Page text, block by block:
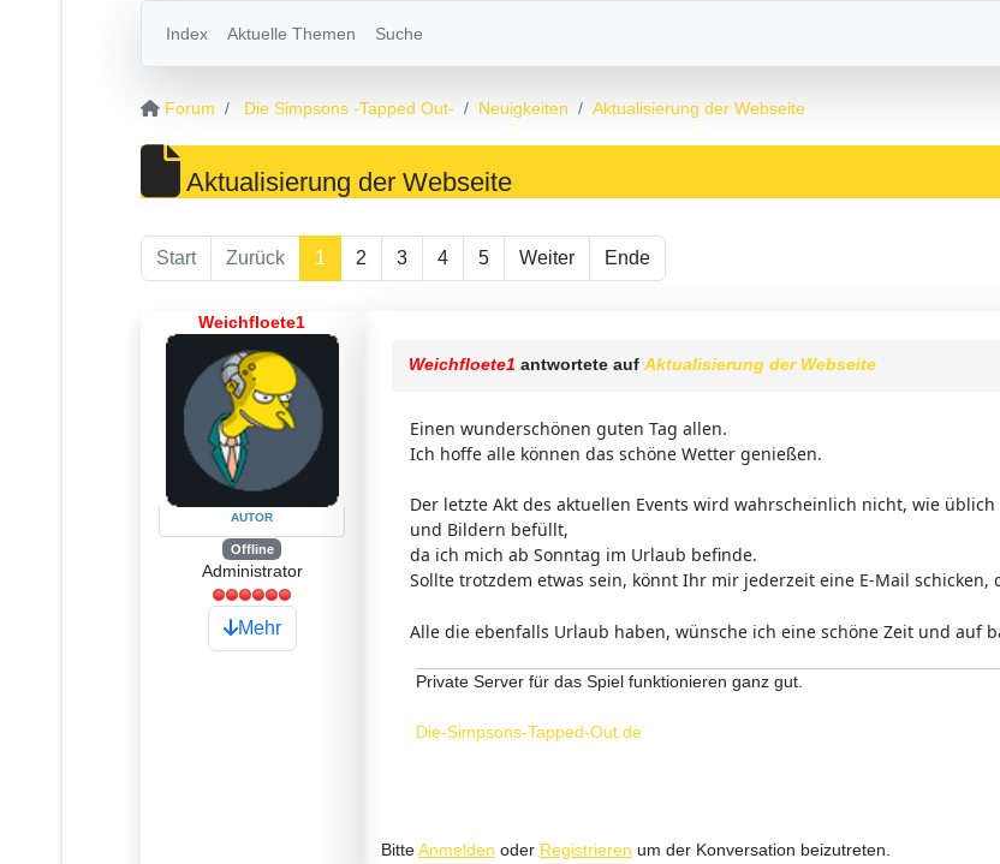
Index Aktuelle Themen Suche
Forum Die Simpsons -Tapped Out- Neuigkeiten Aktualisierung der Webseite
Aktualisierung der Webseite
Start Zurück 1 2 3 4 5 Weiter Ende
Weichfloete1
AUTOR
Offline
Administrator
Mehr
Weichfloete1 antwortete auf Aktualisierung der Webseite
Einen wunderschönen guten Tag allen.
Ich hoffe alle können das schöne Wetter genießen.
Der letzte Akt des aktuellen Events wird wahrscheinlich nicht, wie
und Bildern befüllt,
da ich mich ab Sonntag im Urlaub befinde.
Sollte trotzdem etwas sein, könnt Ihr mir jederzeit eine E-Mail schicken,
Alle die ebenfalls Urlaub haben, wünsche ich eine schöne Zeit und auf
Private Server für das Spiel funktionieren ganz gut.
Die-Simpsons-Tapped-Out.de
BitteAnmelden oder Registrieren um der Konversation beizutreten.